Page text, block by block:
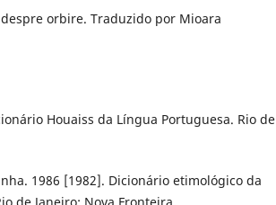
despre orbire. Traduzido por Mioara
Houaiss da Língua Portuguesa. Rio de
1986 [1982]. Dicionário etimológico da